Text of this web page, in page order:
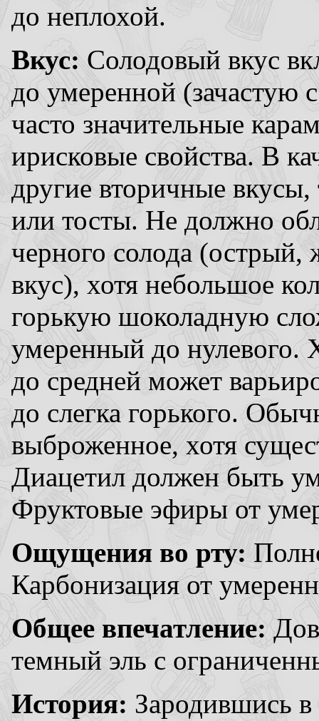
до неплохой.
Вкус:Солодовый вкус
до умеренной (зачастую
часто значительные
ирисковые свойства. В
другие вторичные вкусы,
или тосты. Не должно
черного солода
вкус), хотя небольшое
горькую шоколадную
умеренный до нулевого.
до средней может
до слегка горького.
выброженное, хотя
Диацетил должен быть
Фруктовые эфиры от
Ощущения во рту:
Карбонизация от
Общее впечатление:
темный эль с
История: Зародившись